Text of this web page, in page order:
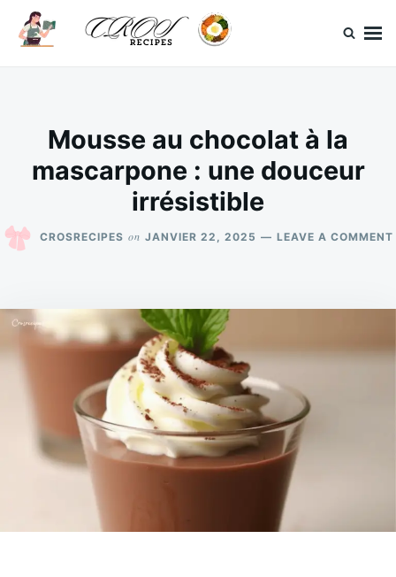
SkipSearch
for:
Mousse au chocolat à la
mascarpone : une douceur
irrésistible
CROSRECIPES on JANVIER 22, 2025 LEAVE A COMMENT
: